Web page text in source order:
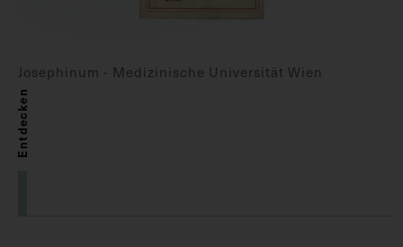
Josephinum - Medizinische Universität Wien
Entdecken